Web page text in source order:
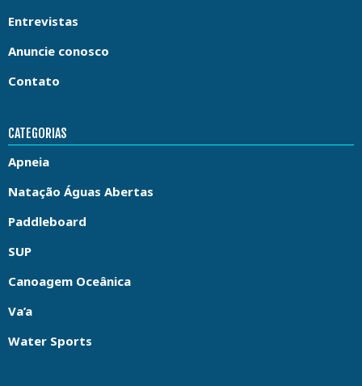
Entrevistas
Anuncie conosco
Contato
CATEGORIAS
Apneia
Natação Águas Abertas
Paddleboard
SUP
Canoagem Oceânica
Va’a
Water Sports